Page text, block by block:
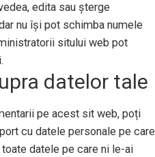
edita sau șterge
nu își pot schimba numele
sitului web pot
datelor tale
pe acest sit web, poți
cu datele personale pe care
datele pe care ni le-ai